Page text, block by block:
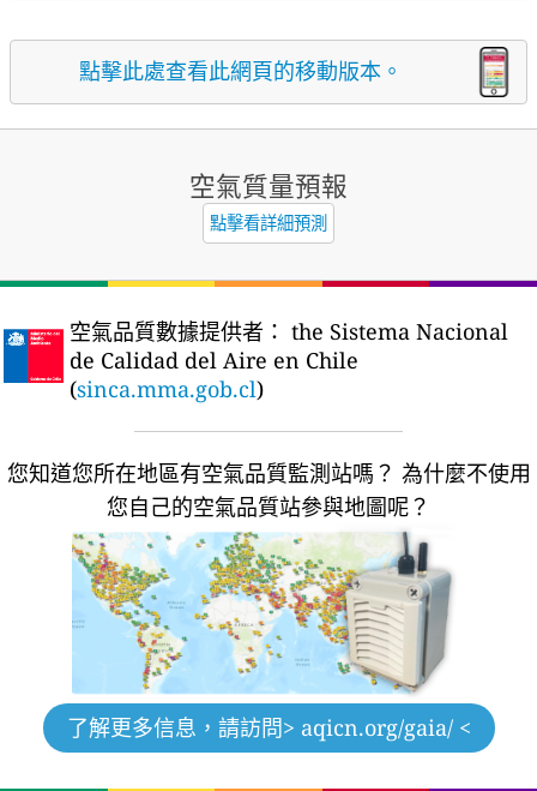
點擊此處查看此網頁的移動版本。
空氣質量預報
點擊看詳細預測
空氣品質數據提供者： the Sistema Nacional
de Calidad del Aire en Chile
(sinca.mma.gob.cl)
您知道您所在地區有空氣品質監測站嗎？ 為什麼不使用
您自己的空氣品質站參與地圖呢？
了解更多信息，請訪問> aqicn.org/gaia/ <